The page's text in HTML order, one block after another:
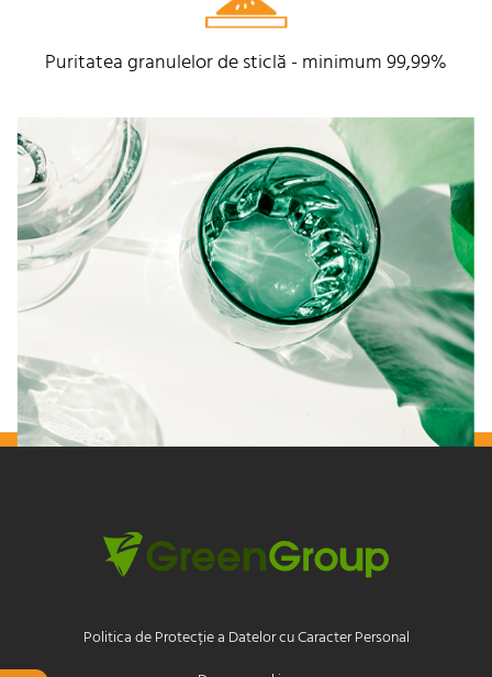
Puritatea granulelor de sticlă - minimum 99,99%
Politica de Protecție a Datelor cu Caracter Personal